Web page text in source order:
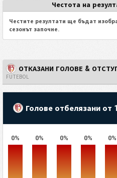
Честота на
Честите резултати ще бъдат
сезонът започне.
ОТКАЗАНИ ГОЛОВЕ &
FUTEBOL
Голове отбелязани от
0% 0% 0% 0% 0%